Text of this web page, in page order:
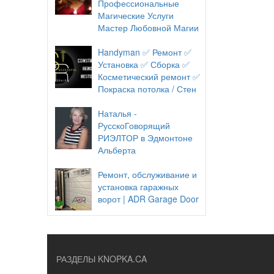
Профессиональные
Магические Услуги
Мастер Любовной Магии
Handyman ✅ Ремонт ✅
Установка ✅ Сборка ✅
Косметический ремонт ✅
Покраска потолка / Стен
Наталья -
РусскоГоворящий
РИЭЛТОР в Эдмонтоне
Альберта
Ремонт, обслуживание и
установка гаражных
ворот | ADR Garage Door
РАЗДЕЛЫ KNOPKA.CA